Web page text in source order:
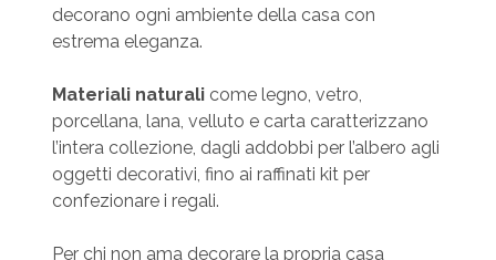
decorano ogni ambiente della casa con
estrema eleganza.
Materiali naturalicome legno, vetro,
porcellana, lana, velluto e carta caratterizzano
l’intera collezione, dagli addobbi per l’albero agli
oggetti decorativi, fino ai raffinati kit per
confezionare i regali.
Per chi non ama decorare la propria casa